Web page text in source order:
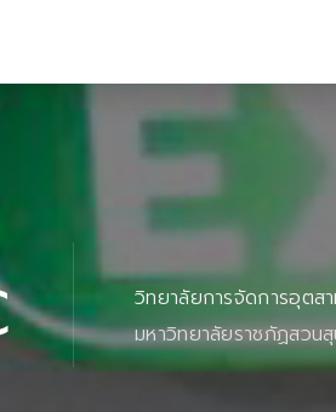
วิทยาลัยการจัดการอุตส
มหาวิทยาลัยราชภัฏสวน